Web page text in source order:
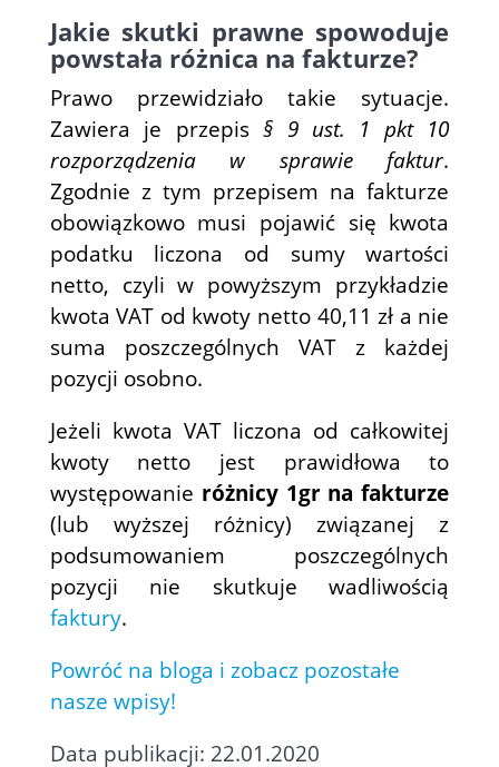
Jakie skutki prawne spowoduje
powstała różnica na fakturze?
Prawo przewidziało takie sytuacje.
Zawiera je przepis§ 9 ust. 1 pkt 10
rozporządzenia w sprawie faktur.
Zgodnie z tym przepisem na fakturze
obowiązkowo musi pojawić się kwota
podatku liczona od sumy wartości
netto, czyli w powyższym przykładzie
kwota VAT od kwoty netto 40,11 zł a nie
suma poszczególnych VAT z każdej
pozycji osobno.
Jeżeli kwota VAT liczona od całkowitej
kwoty netto jest prawidłowa to
występowanie różnicy 1gr na fakturze
(lub wyższej różnicy) związanej z
podsumowaniem poszczególnych
pozycji nie skutkuje wadliwością
faktury.
Powróć na bloga i zobacz pozostałe
nasze wpisy!
Data publikacji: 22.01.2020